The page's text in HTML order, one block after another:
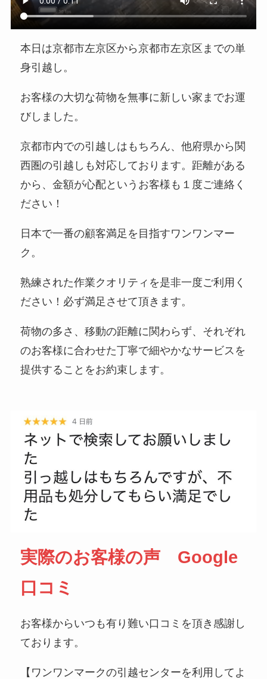
本日は京都市左京区から京都市左京区までの単
身引越し。
お客様の大切な荷物を無事に新しい家までお運
びしました。
京都市内での引越しはもちろん、他府県から関
西圏の引越しも対応しております。距離がある
から、金額が心配というお客様も１度ご連絡く
ださい！
日本で一番の顧客満足を目指すワンワンマー
ク。
熟練された作業クオリティを是非一度ご利用く
ださい！必ず満足させて頂きます。
荷物の多さ、移動の距離に関わらず、それぞれ
のお客様に合わせた丁寧で細やかなサービスを
提供することをお約束します。
実際のお客様の声 Google
口コミ
お客様からいつも有り難い口コミを頂き感謝し
ております。
【ワンワンマークの引越センターを利用してよ